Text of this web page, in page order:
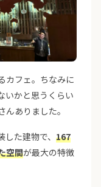
カフェ。ちなみに
いかと思うくらい
ありました。
た建物で、 167
空間が最大の特徴